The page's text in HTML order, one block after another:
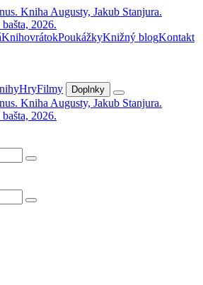
KnihovrátokPoukážkyKnižný blogKontakt
HryFilmy Doplnky